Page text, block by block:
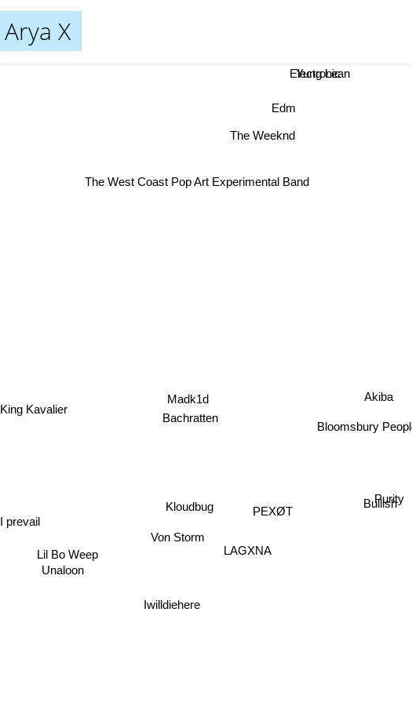
Arya X
Bullish
Purity
Akiba
PEXØT
LAGXNA
Madk1d
Kloudbug
Bachratten
Von Storm
Iwilldiehere
The West Coast Pop Art Experimental Band
Lil Bo Weep
Unaloon
Edm
King Kavalier
Electronic
Yung Lean
The Weeknd